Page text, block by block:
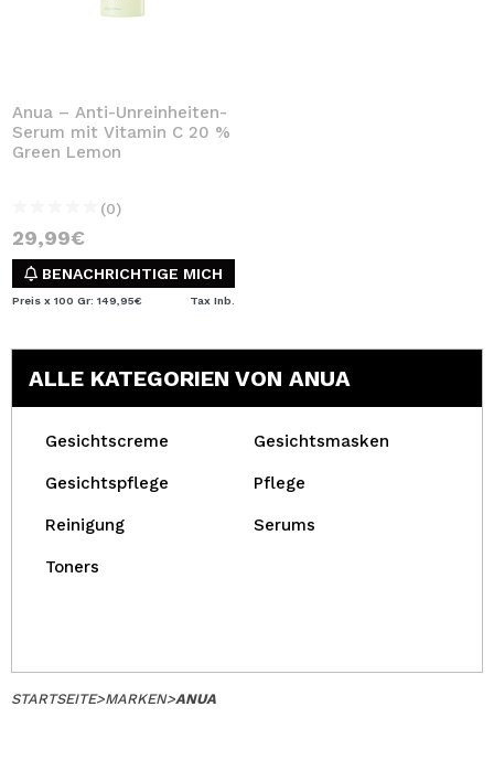
Anua – Anti-Unreinheiten-
Serum mit Vitamin C 20 %
Green Lemon
(0)
29,99€
BENACHRICHTIGE MICH
Preis x 100 Gr: 149,95€ Tax Inb.
ALLE KATEGORIEN VON ANUA
Gesichtscreme Gesichtsmasken
Gesichtspflege Pflege
Reinigung Serums
Toners
STARTSEITE>MARKEN>ANUA